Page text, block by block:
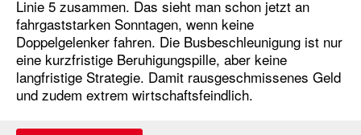
Linie 5 zusammen. Das sieht man schon jetzt an
fahrgaststarken Sonntagen, wenn keine
Doppelgelenker fahren. Die Busbeschleunigung ist nur
eine kurzfristige Beruhigungspille, aber keine
langfristige Strategie. Damit rausgeschmissenes Geld
und zudem extrem wirtschaftsfeindlich.